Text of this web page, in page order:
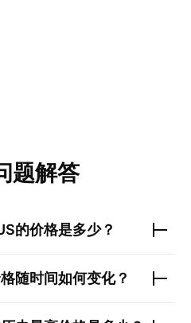
题解答
的价格是多少？
随时间如何变化？